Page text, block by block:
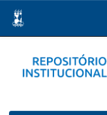
navigation